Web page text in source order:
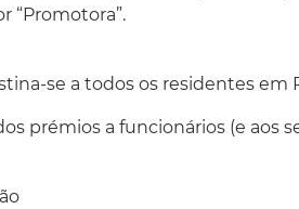
“Promotora”.
se a todos os residentes
prémios a funcionários (e